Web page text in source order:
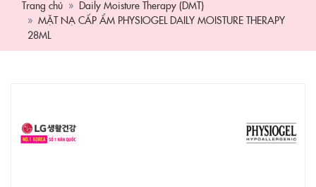
Trang chủ
Daily Moisture Therapy (DMT)
MẶT NẠ CẤP ẨM PHYSIOGEL DAILY MOISTURE THERAPY
28ML